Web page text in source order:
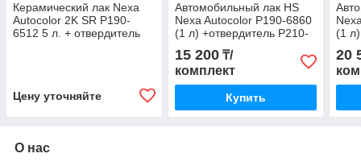
Керамический лак Nexa
Autocolor 2K SR P190-
6512 5 л. + отвердитель
Цену уточняйте
Автомобильный лак HS
Nexa Autocolor P190-6860
(1 л) +отвердитель P210-
844 (0,5 л)
15 200₸/
комплект
Купить
(1
20
О нас